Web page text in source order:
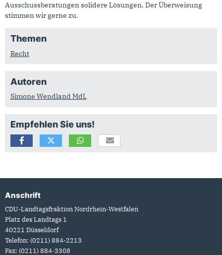
Ausschussberatungen solidere Lösungen. Der Überweisung
stimmen wir gerne zu.
Themen
Recht
Autoren
Simone Wendland MdL
Empfehlen Sie uns!
Fußbereich
Anschrift
CDU-Landtagsfraktion Nordrhein-Westfalen
Platz des Landtags 1
40221 Düsseldorf
Telefon: (0211) 884-2213
Fax: (0211) 884-3308